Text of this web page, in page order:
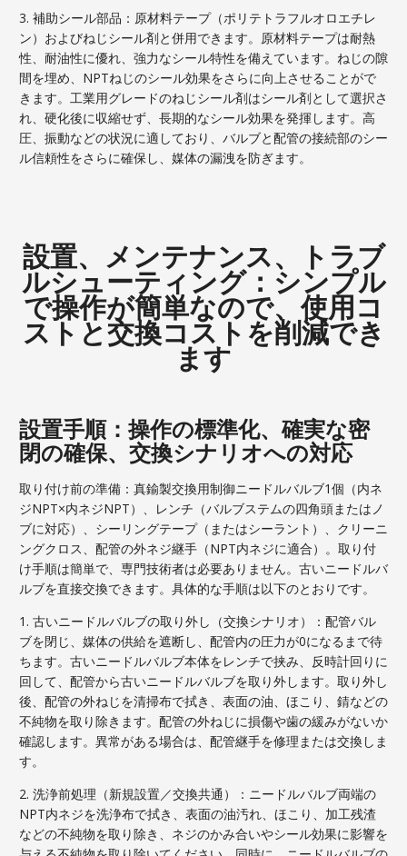
3. 補助シール部品：原材料テープ（ポリテトラフルオロエチレ
ン）およびねじシール剤と併用できます。原材料テープは耐熱
性、耐油性に優れ、強力なシール特性を備えています。ねじの隙
間を埋め、NPTねじのシール効果をさらに向上させることがで
きます。工業用グレードのねじシール剤はシール剤として選択さ
れ、硬化後に収縮せず、長期的なシール効果を発揮します。高
圧、振動などの状況に適しており、バルブと配管の接続部のシー
ル信頼性をさらに確保し、媒体の漏洩を防ぎます。
設置、メンテナンス、トラブ
ルシューティング：シンプル
で操作が簡単なので、使用コ
ストと交換コストを削減でき
ます
設置手順：操作の標準化、確実な密
閉の確保、交換シナリオへの対応
取り付け前の準備：真鍮製交換用制御ニードルバルブ1個（内ネ
ジNPT×内ネジNPT）、レンチ（バルブステムの四角頭またはノ
ブに対応）、シーリングテープ（またはシーラント）、クリーニ
ングクロス、配管の外ネジ継手（NPT内ネジに適合）。取り付
け手順は簡単で、専門技術者は必要ありません。古いニードルバ
ルブを直接交換できます。具体的な手順は以下のとおりです。
1. 古いニードルバルブの取り外し（交換シナリオ）：配管バル
ブを閉じ、媒体の供給を遮断し、配管内の圧力が0になるまで待
ちます。古いニードルバルブ本体をレンチで挟み、反時計回りに
回して、配管から古いニードルバルブを取り外します。取り外し
後、配管の外ねじを清掃布で拭き、表面の油、ほこり、錆などの
不純物を取り除きます。配管の外ねじに損傷や歯の緩みがないか
確認します。異常がある場合は、配管継手を修理または交換しま
す。
2. 洗浄前処理（新規設置／交換共通）：ニードルバルブ両端の
NPT内ネジを洗浄布で拭き、表面の油汚れ、ほこり、加工残渣
などの不純物を取り除き、ネジのかみ合いやシール効果に影響を